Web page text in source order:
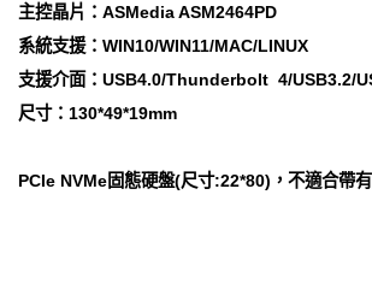
主控晶片：ASMedia ASM2464PD
系統支援：WIN10/WIN11/MAC/LINUX
支援介面：USB4.0/Thunderbolt 4/USB3.2/
尺寸：130*49*19mm
PCIe NVMe固態硬盤(尺寸:22*80)，不適合帶